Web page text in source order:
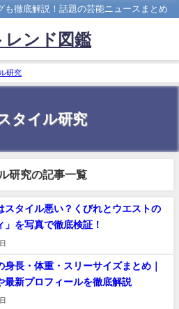
も徹底解説！話題の芸能ニュースまとめ
レンド図鑑
研究
タイル研究
研究の記事一覧
スタイル悪い？くびれとウエストの
」を写真で徹底検証！
身長・体重・スリーサイズまとめ｜
最新プロフィールを徹底解説